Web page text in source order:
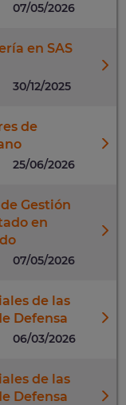
07/05/2026
en SAS
30/12/2025
de
25/06/2026
Gestión
en
07/05/2026
de las
Defensa
06/03/2026
de las
Defensa